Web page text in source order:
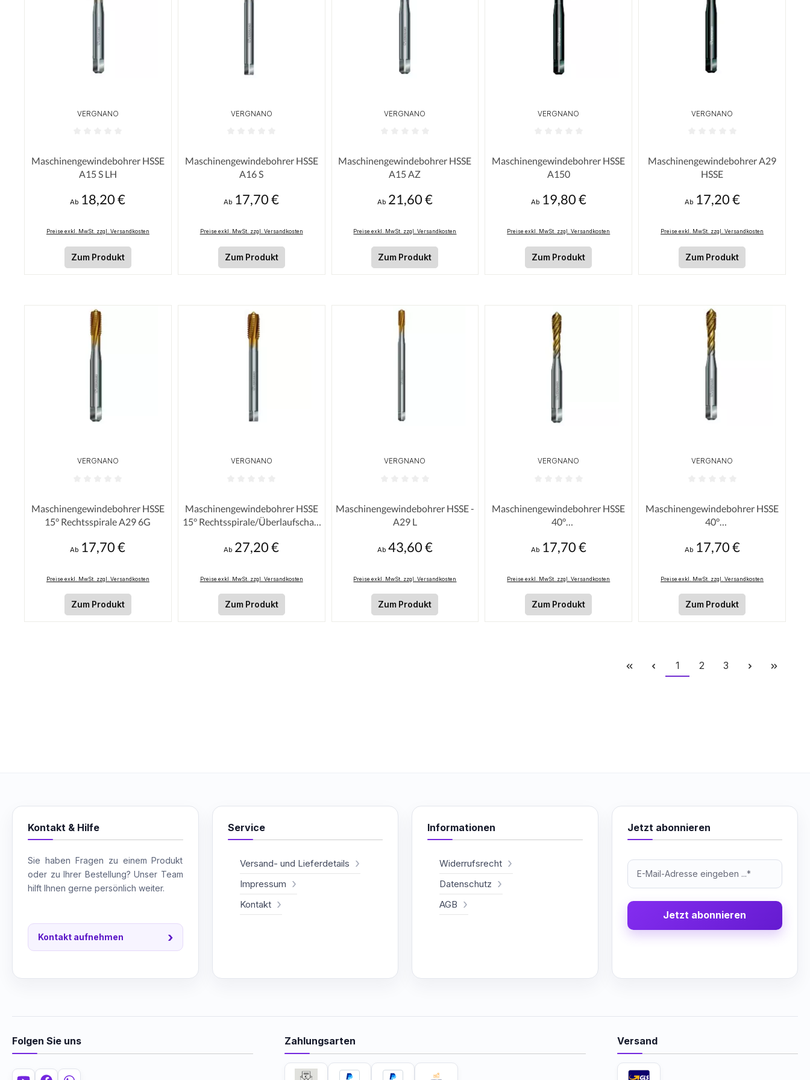
VERGNANO
Maschinengewindebohrer HSSE
A15 S LH
Regulärer Preis:
Ab 18,20 €
Preise exkl. MwSt. zzgl. Versandkosten
Zum Produkt
VERGNANO
Maschinengewindebohrer HSSE
A16 S
Regulärer Preis:
Ab 17,70 €
Preise exkl. MwSt. zzgl. Versandkosten
Zum Produkt
VERGNANO
Maschinengewindebohrer HSSE
A15 AZ
Regulärer Preis:
Ab 21,60 €
Preise exkl. MwSt. zzgl. Versandkosten
Zum Produkt
VERGNANO
Maschinengewindebohrer HSSE
A150
Regulärer Preis:
Ab 19,80 €
Preise exkl. MwSt. zzgl. Versandkosten
Zum Produkt
VERGNANO
Maschinengewindebohrer A29
HSSE
Regulärer Preis:
Ab 17,20 €
Preise exkl. MwSt. zzgl. Versandkosten
Zum Produkt
VERGNANO
Maschinengewindebohrer HSSE
15° Rechtsspirale A29 6G
Regulärer Preis:
Ab 17,70 €
Preise exkl. MwSt. zzgl. Versandkosten
Zum Produkt
VERGNANO
Maschinengewindebohrer HSSE
15° Rechtsspirale/Überlaufschaft
Regulärer Preis:
Ab 27,20 €
Preise exkl. MwSt. zzgl. Versandkosten
Zum Produkt
VERGNANO
Maschinengewindebohrer HSSE -
A29 L
Regulärer Preis:
Ab 43,60 €
Preise exkl. MwSt. zzgl. Versandkosten
Zum Produkt
VERGNANO
Maschinengewindebohrer HSSE
40°
ng A70 S 6G
Regulärer Preis:
Ab 17,70 €
Preise exkl. MwSt. zzgl. Versandkosten
Zum Produkt
VERGNANO
Maschinengewindebohrer HSSE
40°
ung A70 S 4H
Regulärer Preis:
Ab 17,70 €
Preise exkl. MwSt. zzgl. Versandkosten
Zum Produkt
Seite
1 Seite
2 Seite
3
Kontakt & Hilfe
Sie haben Fragen zu einem Produkt
oder zu Ihrer Bestellung? Unser Team
hilft Ihnen gerne persönlich weiter.
Kontakt aufnehmen ›
Service
Versand- und Lieferdetails
Impressum
Kontakt
Informationen
Widerrufsrecht
Datenschutz
AGB
Jetzt abonnieren
Jetzt abonnieren
Folgen Sie uns Zahlungsarten Versand